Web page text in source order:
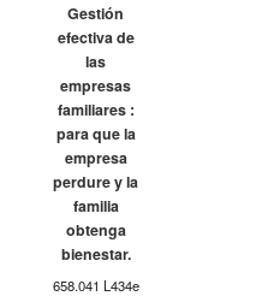
Gestión
efectiva de
las
empresas
familiares :
para que la
empresa
perdure y la
familia
obtenga
bienestar.
658.041 L434e